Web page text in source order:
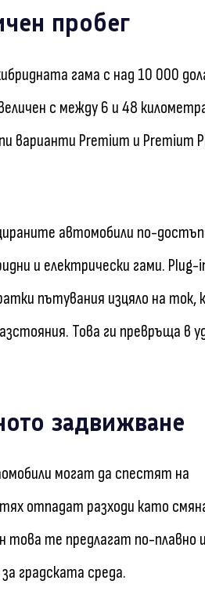
пробег
гама с над 10 000
с между 6 и 48
варианти Premium и Premium
автомобили по-
и електрически гами. Plug-
пътувания изцяло на ток,
Това ги превръща в
задвижване
могат да спестят на
отпадат разходи като
това те предлагат по-плавно
градската среда.